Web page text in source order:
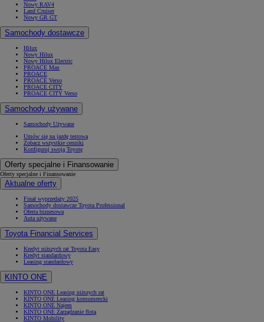
Nowy RAV4
Land Cruiser
Nowy GR GT
Samochody dostawcze
Hilux
Nowy Hilux
Nowy Hilux Electric
PROACE Max
PROACE
PROACE Verso
PROACE CITY
PROACE CITY Verso
Samochody używane
Samochody Używane
Umów się na jazdę testową
Zobacz wszystkie cenniki
Konfiguruj swoją Toyotę
Oferty specjalne i Finansowanie
Oferty specjalne i Finansowanie
Aktualne oferty
Finał wyprzedaży 2025
Samochody dostawcze Toyota Professional
Oferta biznesowa
Auta używane
Toyota Financial Services
Kredyt niższych rat Toyota Easy
Kredyt standardowy
Leasing standardowy
KINTO ONE
KINTO ONE Leasing niższych rat
KINTO ONE Leasing konsumencki
KINTO ONE Najem
KINTO ONE Zarządzanie flotą
KINTO Mobility